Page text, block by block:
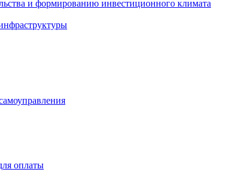
и формированию инвестиционного климата
оплаты